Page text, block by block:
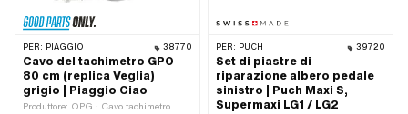
Piaggio: 274959
PER: PIAGGIO 38770
Cavo del tachimetro GPO
80 cm (replica Veglia)
grigio | Piaggio Ciao
Produttore: OPG · Cavo tachimetro
PER: PUCH 39720
Set di piastre di
riparazione albero pedale
sinistro | Puch Maxi S,
Supermaxi LG1 / LG2